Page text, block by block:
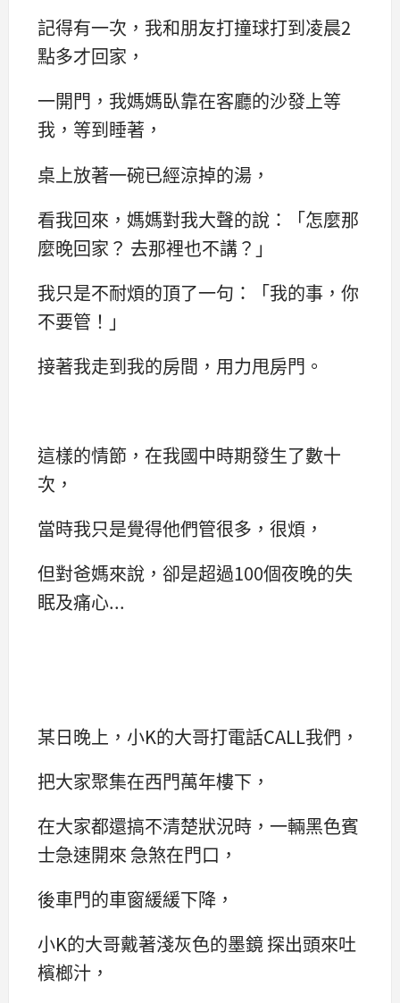
記得有一次，我和朋友打撞球打到凌晨2
點多才回家，
一開門，我媽媽臥靠在客廳的沙發上等
我，等到睡著，
桌上放著一碗已經涼掉的湯，
看我回來，媽媽對我大聲的說：「怎麼那
麼晚回家？ 去那裡也不講？」
我只是不耐煩的頂了一句：「我的事，你
不要管！」
接著我走到我的房間，用力甩房門。
這樣的情節，在我國中時期發生了數十
次，
當時我只是覺得他們管很多，很煩，
但對爸媽來說，卻是超過100個夜晚的失
眠及痛心...
某日晚上，小K的大哥打電話CALL我們，
把大家聚集在西門萬年樓下，
在大家都還搞不清楚狀況時，一輛黑色賓
士急速開來 急煞在門口，
後車門的車窗緩緩下降，
小K的大哥戴著淺灰色的墨鏡 探出頭來吐
檳榔汁，